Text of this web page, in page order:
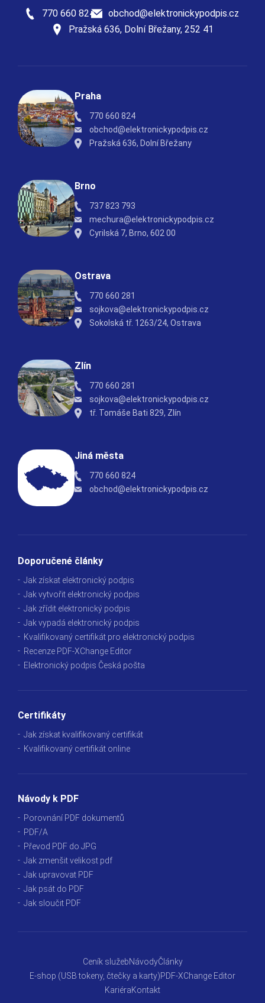
770 660 824
obchod@elektronickypodpis.cz
Pražská 636, Dolní Břežany, 252 41
Praha
770 660 824
obchod@elektronickypodpis.cz
Pražská 636, Dolní Břežany
Brno
737 823 793
mechura@elektronickypodpis.cz
Cyrilská 7, Brno, 602 00
Ostrava
770 660 281
sojkova@elektronickypodpis.cz
Sokolská tř. 1263/24, Ostrava
Zlín
770 660 281
sojkova@elektronickypodpis.cz
tř. Tomáše Bati 829, Zlín
Jiná města
770 660 824
obchod@elektronickypodpis.cz
Doporučené články
Jak získat elektronický podpis
Jak vytvořit elektronický podpis
Jak zřídit elektronický podpis
Jak vypadá elektronický podpis
Kvalifikovaný certifikát pro elektronický podpis
Recenze PDF-XChange Editor
Elektronický podpis Česká pošta
Certifikáty
Jak získat kvalifikovaný certifikát
Kvalifikovaný certifikát online
Návody k PDF
Porovnání PDF dokumentů
PDF/A
Převod PDF do JPG
Jak zmenšit velikost pdf
Jak upravovat PDF
Jak psát do PDF
Jak sloučit PDF
Ceník služebNávodyČlánky
E-shop (USB tokeny, čtečky a karty)PDF-XChange Editor
KariéraKontakt